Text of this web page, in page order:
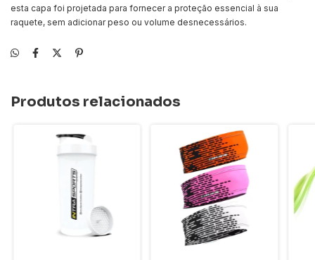
esta capa foi projetada para fornecer a proteção essencial à sua
raquete, sem adicionar peso ou volume desnecessários.
Produtos relacionados